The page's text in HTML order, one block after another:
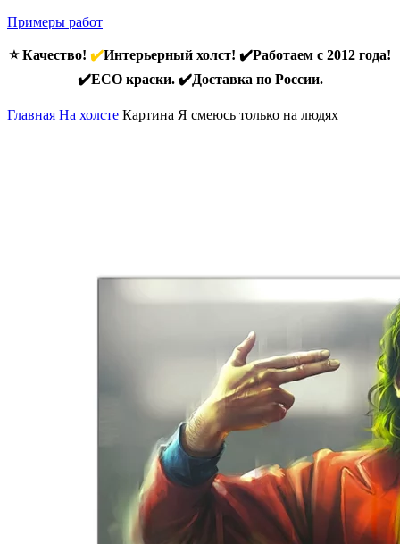
Примеры работ
⭐ Качество! ✔️Интерьерный холст! ✔️Работаем с 2012 года!
✔️ECO краски. ✔️Доставка по России.
Главная На холсте Картина Я смеюсь только на людях